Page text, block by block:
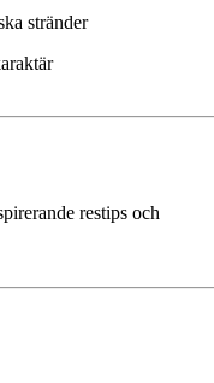
stränder
restips och